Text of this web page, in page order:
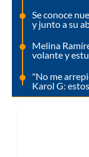
Se conoce
y junto a su
Melina
volante y
"No me
Karol G: